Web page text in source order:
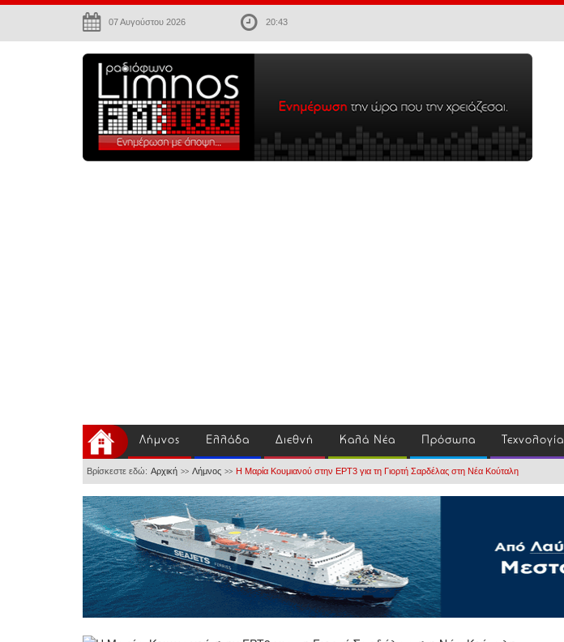
07 Αυγούστου 2026 20:43
Λήμνος Ελλάδα Διεθνή Καλά Νέα Πρόσωπα Τεχνολογία
Βρίσκεστε εδώ: Αρχική >> Λήμνος >> Η Μαρία Κουμιανού στην ΕΡΤ3 για τη Γιορτή Σαρδέλας στη Νέα Κούταλη